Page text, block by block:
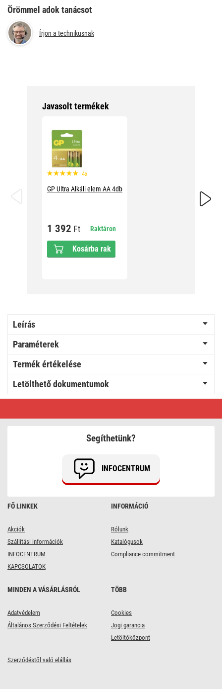
Örömmel adok tanácsot
Írjon a technikusnak
Javasolt termékek
4x
GP Ultra Alkáli elem AA 4db
1 392 Ft Raktáron
Kosárba rak
GP
Leírás
Paraméterek
Termék értékelése
Letölthető dokumentumok
FŐ LINKEK
Akciók
Szállítási információk
INFOCENTRUM
KAPCSOLATOK
INFORMÁCIÓ
Rólunk
Katalógusok
Compliance commitment
MINDEN A VÁSÁRLÁSRÓL
Adatvédelem
Általános Szerződési Feltételek
TÖBB
Cookies
Jogi garancia
Letöltőközpont
Szerződéstől való elállás
Segíthetünk?
INFOCENTRUM